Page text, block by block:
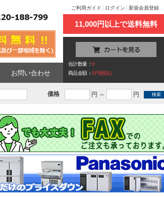
ご利用ガイド ログイン 新規会員登録
11,000円以上で送料無料
合計数量：0
商品金額：0円(税込)
お問い合わせ
価格 円 ～ 円